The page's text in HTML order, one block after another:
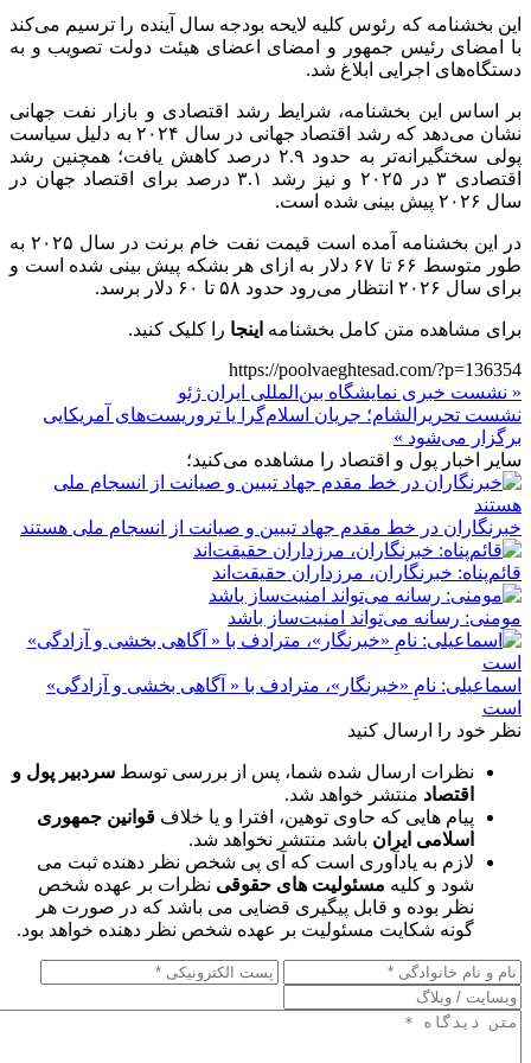
این بخشنامه که رئوس کلیه لایحه بودجه سال آینده را ترسیم می‌کند
با امضای رئیس جمهور و امضای اعضای هیئت دولت تصویب و به
دستگاه‌های اجرایی ابلاغ شد.
بر اساس این بخشنامه، شرایط رشد اقتصادی و بازار نفت جهانی
نشان می‌دهد که رشد اقتصاد جهانی در سال ۲۰۲۴ به دلیل سیاست
پولی سختگیرانه‌تر به حدود ۲.۹ درصد کاهش یافت؛ همچنین رشد
اقتصادی ۳ در ۲۰۲۵ و نیز رشد ۳.۱ درصد برای اقتصاد جهان در
سال ۲۰۲۶ پیش بینی شده است.
در این بخشنامه آمده است قیمت نفت خام برنت
در سال ۲۰۲۵ به
طور متوسط ۶۶ تا ۶۷ دلار به ازای هر بشکه پیش بینی شده است و
برای سال ۲۰۲۶ انتظار می‌رود حدود ۵۸ تا ۶۰ دلار برسد.
برای مشاهده متن کامل بخشنامه اینجا را کلیک کنید.
https://poolvaeghtesad.com/?p=136354
« نشست خبری نمایشگاه بین‌المللی ایران ژئو
نشست تحریرالشام؛ جریان اسلام‌گرا یا تروریست‌های آمریکایی
برگزار می‌شود »
سایر اخبار پول و اقتصاد را مشاهده می‌کنید؛
خبرنگاران در خط مقدم جهاد تبیین و صیانت از انسجام ملی هستند
قائم‌پناه: ‏خبرنگاران، مرزداران حقیقت‌اند
مومنی: رسانه می‌تواند امنیت‌ساز باشد
اسماعیلی: نامِ «خبرنگار»، مترادف با « آگاهی بخشی و آزادگی»
است
نظر خود را ارسال کنید
نظرات ارسال شده شما، پس از بررسی توسط سردبیر پول و
اقتصاد منتشر خواهد شد.
پیام هایی که حاوی توهین، افترا و یا خلاف قوانین جمهوری
اسلامی ایران باشد منتشر نخواهد شد.
لازم به یادآوری است که آی پی شخص نظر دهنده ثبت می
شود و کلیه مسئولیت های حقوقی نظرات بر عهده شخص
نظر بوده و قابل پیگیری قضایی می باشد که در صورت هر
گونه شکایت مسئولیت بر عهده شخص نظر دهنده خواهد بود.